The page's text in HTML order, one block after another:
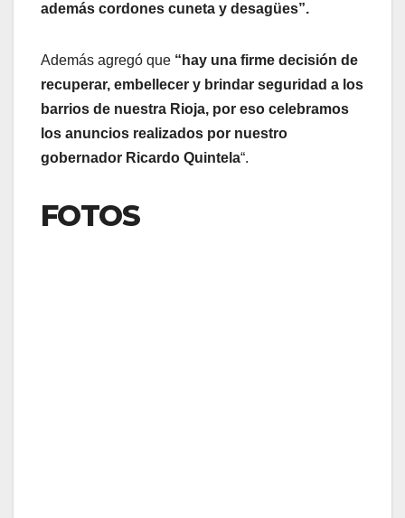
además cordones cuneta y desagües”.
Además agregó que “hay una firme decisión de
recuperar, embellecer y brindar seguridad a los
barrios de nuestra Rioja, por eso celebramos
los anuncios realizados por nuestro
gobernador Ricardo Quintela“.
FOTOS